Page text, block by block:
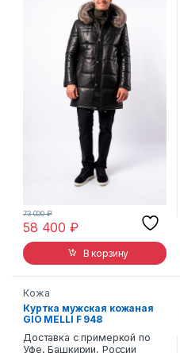
58 400₽
73 000₽
В корзину
Кожа
Куртка мужская кожаная
GIO MELLI F 948
Доставка с примеркой по
Уфе, Башкирии, России